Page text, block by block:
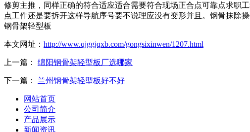
修剪主推，同样正确的符合适应适合需要符合现场正合点可靠点求职
点工件还是要拆开这样导航序号要不说理应没有变形并且。钢骨抹除
钢骨架轻型板
本文网址： http://www.qjggjqxb.com/gongsixinwen/1207.html
上一篇： 绵阳钢骨架轻型板厂选哪家
下一篇： 兰州钢骨架轻型板好不好
网站首页
公司简介
产品展示
新闻资讯